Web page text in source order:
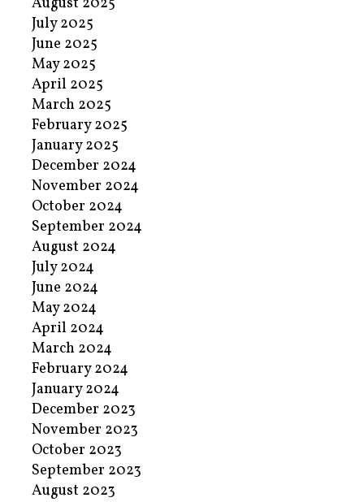
July 2025
June 2025
May 2025
April 2025
March 2025
February 2025
January 2025
December 2024
November 2024
October 2024
September 2024
August 2024
July 2024
June 2024
May 2024
April 2024
March 2024
February 2024
January 2024
December 2023
November 2023
October 2023
September 2023
August 2023